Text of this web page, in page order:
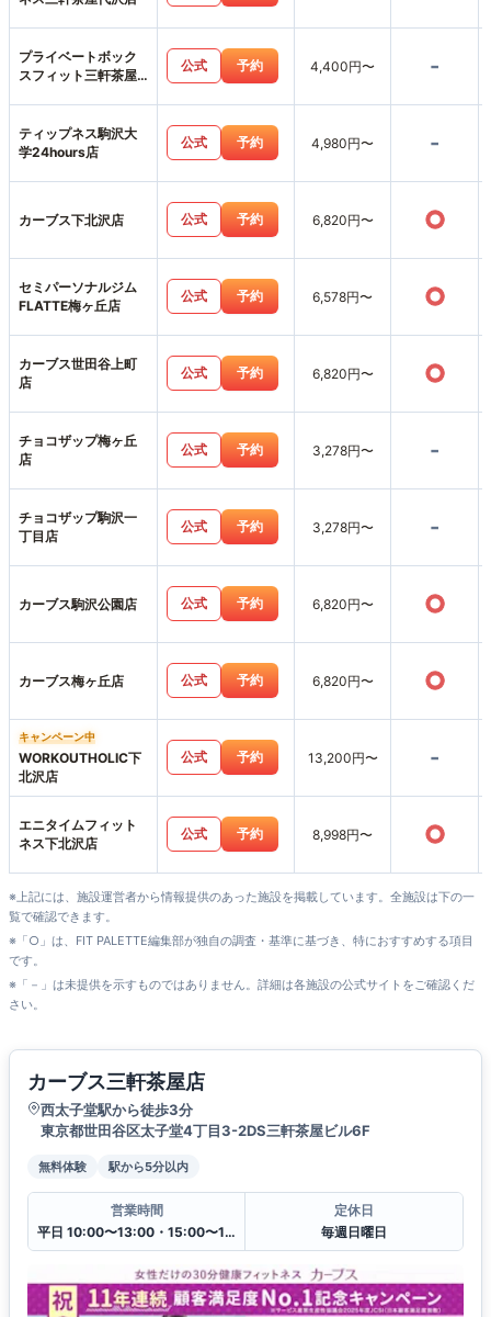
プライベートボック
スフィット三軒茶屋
公式 予約 4,400円〜 -
ティップネス駒沢大
学24hours店
公式 予約 4,980円〜 -
カーブス下北沢店 公式 予約 6,820円〜 ○
セミパーソナルジム
FLATTE梅ヶ丘店
公式 予約 6,578円〜 ○
カーブス世田谷上町
店
公式 予約 6,820円〜 ○
チョコザップ梅ヶ丘
店
公式 予約 3,278円〜 -
チョコザップ駒沢一
丁目店
公式 予約 3,278円〜 -
カーブス駒沢公園店 公式 予約 6,820円〜 ○
カーブス梅ヶ丘店 公式 予約 6,820円〜 ○
キャンペーン中
WORKOUTHOLIC下
北沢店
公式 予約 13,200円〜 -
エニタイムフィット
ネス下北沢店
公式 予約 8,998円〜 ○
※上記には、施設運営者から情報提供のあった施設を掲載しています。全施設は下の一
覧で確認できます。
※「○」は、FIT PALETTE編集部が独自の調査・基準に基づき、特におすすめする項目
です。
※「－」は未提供を示すものではありません。詳細は各施設の公式サイトをご確認くだ
さい。
カーブス三軒茶屋店
西太子堂駅から徒歩3分
東京都世田谷区太子堂4丁目3-2DS三軒茶屋ビル6F
無料体験 駅から5分以内
営業時間
平日 10:00〜13:00・15:00〜19:00
定休日
毎週日曜日